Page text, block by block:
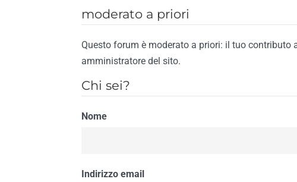
È vietato pubblicare commenti lesivi della
È vietato pubblicare commenti razzisti nei
religione
È vietato pubblicare commenti contrari al
È vietato pubblicare commenti inerenti
Il riscontro della violazione anche di una sola
moderato a priori
Questo forum è moderato a priori: il tuo contributo
amministratore del sito.
Chi sei?
Nome
Indirizzo email